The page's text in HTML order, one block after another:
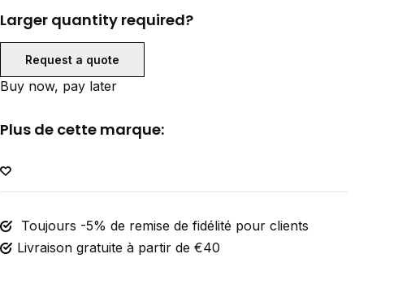
Larger quantity required?
Request a quote
Buy now, pay later
Plus de cette marque:
Toujours -5% de remise de fidélité pour clients
Livraison gratuite à partir de €40